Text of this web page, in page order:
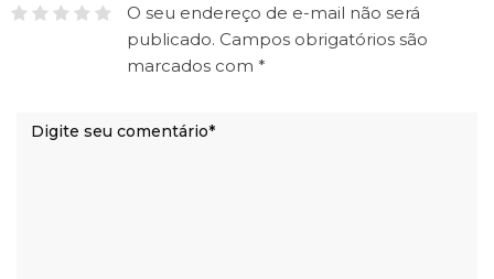
O seu endereço de e-mail não será
publicado. Campos obrigatórios são
marcados com *